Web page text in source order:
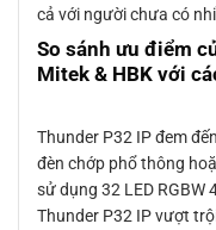
cả với người chưa có
So sánh ưu điểm
Mitek & HBK với
Thunder P32 IP đem
đèn chớp phổ thông
sử dụng 32 LED RGBW
Thunder P32 IP vượt